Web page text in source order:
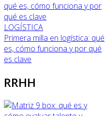
LOGÍSTICA
Primera milla en logística: qué
es, cómo funciona y por qué
es clave
RRHH